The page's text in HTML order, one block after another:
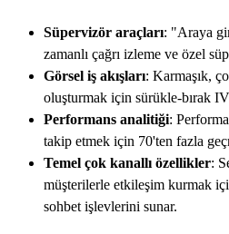
Süpervizör araçları: "Araya
zamanlı çağrı izleme ve özel
Görsel iş akışları: Karmaşık,
oluşturmak için sürükle-bırak
Performans analitiği:
takip etmek için 70'ten fazla
Temel çok kanallı özellikler:
müşterilerle etkileşim kurmak
sohbet işlevlerini sunar.